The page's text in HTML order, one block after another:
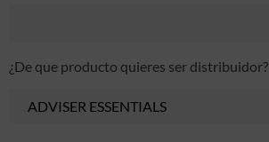
¿De que producto quieres ser distribuidor?